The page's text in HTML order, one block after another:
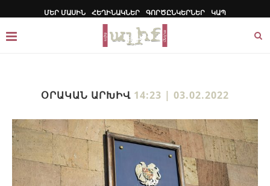
ՄԵՐ ՄԱՍԻՆ ՀԵՂԻՆԱԿՆԵՐ ԳՈՐԾԸՆԿԵՐՆԵՐ ԿԱՊ
ՕՐԱԿԱՆ ԱՐԽԻՎ 14:23 | 03.02.2022